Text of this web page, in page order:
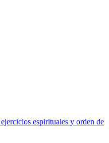
espirituales y orden de